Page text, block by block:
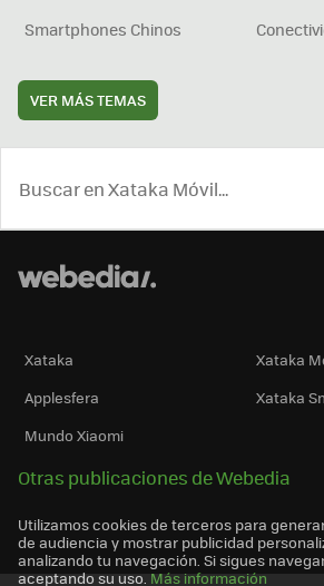
Smartphones Chinos
VER MÁS TEMAS
Xataka
Xataka
Applesfera
Xataka
Mundo Xiaomi
Otras publicaciones de Webedia
Utilizamos cookies de terceros para
de audiencia y mostrar publicidad
analizando tu navegación. Si sigues
aceptando su uso. Más información